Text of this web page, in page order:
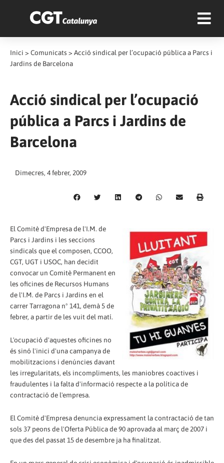
Inici > Comunicats > Acció sindical per l’ocupació pública a Parcs i
Jardins de Barcelona
Acció sindical per l’ocupació
pública a Parcs i Jardins de
Barcelona
Dimecres, 4 febrer, 2009
El Comitè d'Empresa de l'I.M. de
Parcs i Jardins i les seccions
sindicals que el composen, CCOO,
CGT, UGT i USOC, han decidit
convocar un Comitè Permanent en
les oficines de Recursos Humans
de l'I.M. de Parcs i Jardins en el
carrer Tarragona nº 141, demà 5 de
febrer, a partir de les vuit del matí.
L'ocupació d'aquestes oficines no
és sinó l'inici d'una campanya de
mobilitzacions i denúncies davant
les irregularitats, els incompliments, les maniobres coactives i
fraudulentes i la falta d'informació respecte a la política de
contractació de l'empresa.
El Comitè d'Empresa denuncia expressament la contractació de tan
sols 37 peons de l'Oferta Pública de 90 aprovada al març de 2007 i
que des del passat 15 de desembre ja ha finalitzat.